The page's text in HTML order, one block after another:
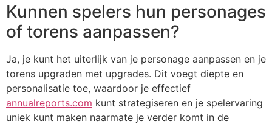
Kunnen spelers hun personages
of torens aanpassen?
Ja, je kunt het uiterlijk van je personage aanpassen en je
torens upgraden met upgrades. Dit voegt diepte en
personalisatie toe, waardoor je effectief
annualreports.com kunt strategiseren en je spelervaring
uniek kunt maken naarmate je verder komt in de